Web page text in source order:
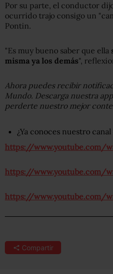
Por su parte, el conductor
ocurrido trajo consigo un
Pontin.
"Es muy bueno saber que ella
misma ya los demás",
Ahora puedes recibir
Mundo. Descarga nuestra
perderte nuestro mejor
¿Ya conoces nuestro
https://www.youtube.com/
https://www.youtube.com/
https://www.youtube.com/
Compartir